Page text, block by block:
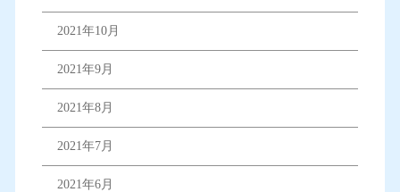
2021年10月
2021年9月
2021年8月
2021年7月
2021年6月